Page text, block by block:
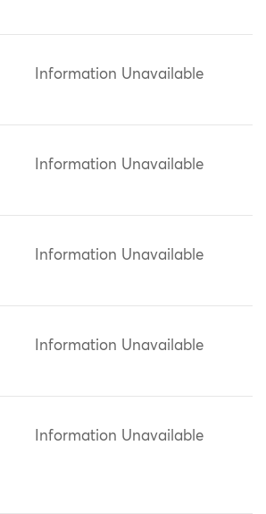
Information Unavailable
Information Unavailable
Information Unavailable
Information Unavailable
Information Unavailable